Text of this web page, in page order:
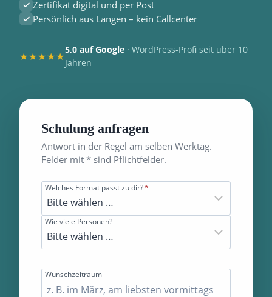
Zertifikat digital und per Post
Persönlich aus Langen – kein Callcenter
★★★★★5,0 auf Google · WordPress-Profi seit über 10
Jahren
Schulung anfragen
Antwort in der Regel am selben Werktag.
Felder mit * sind Pflichtfelder.
Welches Format passt zu dir?*
Wie viele Personen?
Wunschzeitraum